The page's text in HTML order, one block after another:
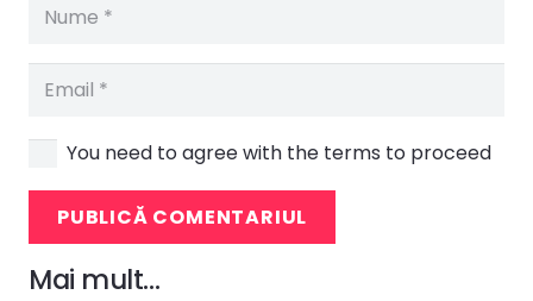
You need to agree with the terms to proceed
PUBLICĂ COMENTARIUL
Mai mult…